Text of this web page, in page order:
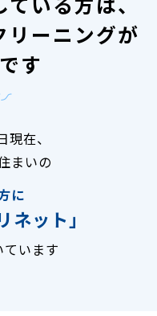
リーニングが
す
在、
まいの
に
ネット」
います